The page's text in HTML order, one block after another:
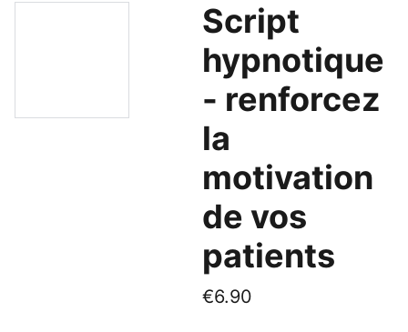
Script
hypnotique
- renforcez
la
motivation
de vos
patients
€6.90